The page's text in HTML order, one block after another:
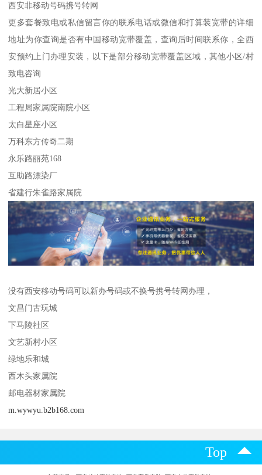
西安非移动号码携号转网
更多套餐致电或私信留言你的联系电话或微信和打算装宽带的详细
地址为你查询是否有中国移动宽带覆盖，查询后时间联系你，全西
安预约上门办理安装，以下是部分移动宽带覆盖区域，其他小区/村
致电咨询
光大新居小区
工程局家属院南院小区
太白星座小区
万科东方传奇二期
永乐路丽苑168
互助路漂染厂
省建行朱雀路家属院
没有西安移动号码可以新办号码或不换号携号转网办理，
文昌门古玩城
下马陵社区
文艺新村小区
绿地乐和城
西木头家属院
邮电器材家属院
m.wywyu.b2b168.com
Top